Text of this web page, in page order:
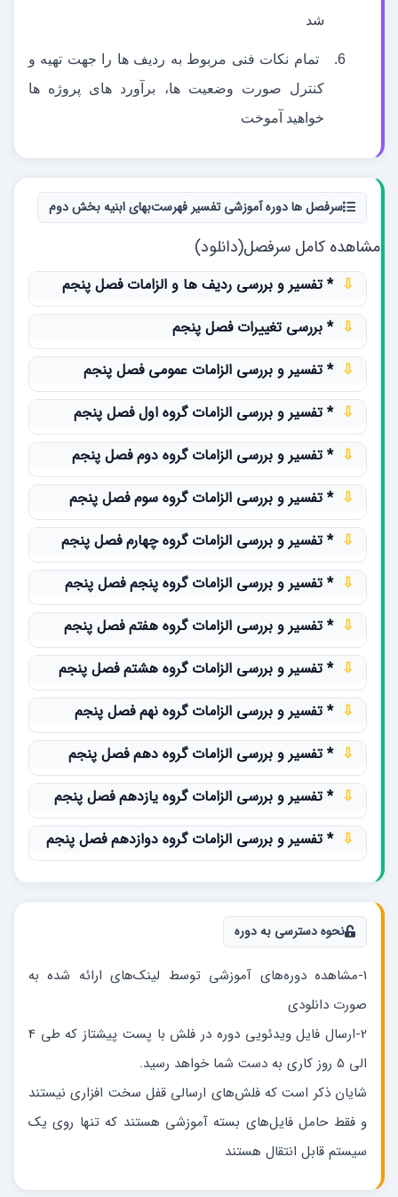
شد
تمام نکات فنی مربوط به ردیف ها را جهت تهیه و
کنترل صورت وضعیت ها، برآورد های پروژه ها
خواهید آموخت
سرفصل ها دوره آموزشی تفسیر فهرست‌بهای ابنیه بخش دوم
مشاهده کامل سرفصل(دانلود)
* تفسیر و بررسی ردیف‏ ها و الزامات فصل پنجم
* بررسی تغییرات فصل پنجم
* تفسیر و بررسی الزامات عمومی فصل پنجم
* تفسیر و بررسی الزامات گروه اول فصل پنجم
* تفسیر و بررسی الزامات گروه دوم فصل پنجم
* تفسیر و بررسی الزامات گروه سوم فصل پنجم
* تفسیر و بررسی الزامات گروه چهارم فصل پنجم
* تفسیر و بررسی الزامات گروه پنجم فصل پنجم
* تفسیر و بررسی الزامات گروه هفتم فصل پنجم
* تفسیر و بررسی الزامات گروه هشتم فصل پنجم
* تفسیر و بررسی الزامات گروه نهم فصل پنجم
* تفسیر و بررسی الزامات گروه دهم فصل پنجم
* تفسیر و بررسی الزامات گروه یازدهم فصل پنجم
* تفسیر و بررسی الزامات گروه دوازدهم فصل پنجم
نحوه دسترسی به دوره
1-مشاهده دوره‌های آموزشی توسط لینک‌های ارائه شده به
صورت دانلودی
2-ارسال فایل ویدئویی دوره در فلش با پست پیشتاز که طی 4
الی 5 روز کاری به دست شما خواهد رسید.
شایان ذکر است که فلش‌های ارسالی قفل سخت افزاری نیستند
و فقط حامل فایل‌های بسته آموزشی هستند که تنها روی یک
سیستم قابل انتقال هستند